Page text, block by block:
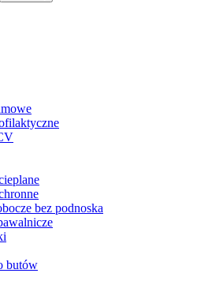
bez podnoska
butów